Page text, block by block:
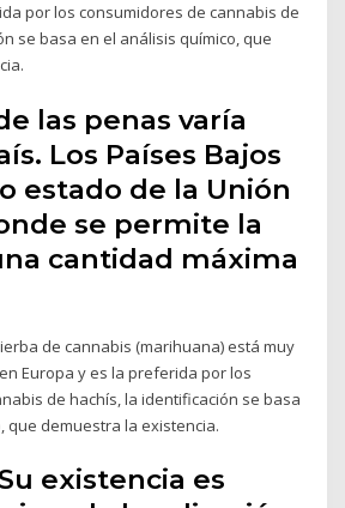
por los consumidores de cannabis de
se basa en el análisis químico, que
las penas varía
Los Países Bajos
estado de la Unión
se permite la
cantidad máxima
de cannabis (marihuana) está muy
Europa y es la preferida por los
de hachís, la identificación se basa
que demuestra la existencia.
existencia es